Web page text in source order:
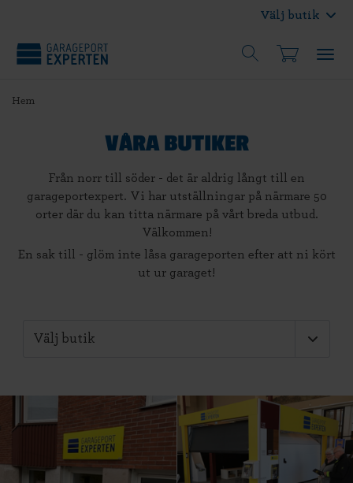
Välj butik
Hem
VÅRA BUTIKER
Från norr till söder - det är aldrig långt till en
garageportexpert. Vi har utställningar på närmare 50
orter där du kan titta närmare på vårt breda utbud.
Välkommen!
En sak till - glöm inte låsa garageporten efter att ni kört
ut ur garaget!